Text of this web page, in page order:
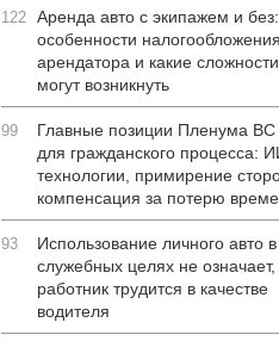
122 Аренда авто с экипажем и без:
особенности
арендатора и какие сложности
могут возникнуть
99
Главные позиции Пленума
для гражданского процесса:
технологии, примирение
компенсация за потерю
93
Использование личного авто в
служебных целях не означает,
работник трудится в качестве
водителя